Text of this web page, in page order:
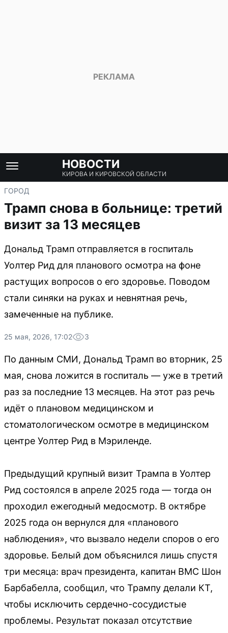
НОВОСТИ
КИРОВА И КИРОВСКОЙ ОБЛАСТИ
ГОРОД
Трамп снова в больнице: третий
визит за 13 месяцев
Дональд Трамп отправляется в госпиталь
Уолтер Рид для планового осмотра на фоне
растущих вопросов о его здоровье. Поводом
стали синяки на руках и невнятная речь,
замеченные на публике.
25 мая, 2026, 17:02 3
По данным СМИ, Дональд Трамп во вторник, 25
мая, снова ложится в госпиталь — уже в третий
раз за последние 13 месяцев. На этот раз речь
идёт о плановом медицинском и
стоматологическом осмотре в медицинском
центре Уолтер Рид в Мэриленде.
Предыдущий крупный визит Трампа в Уолтер
Рид состоялся в апреле 2025 года — тогда он
проходил ежегодный медосмотр. В октябре
2025 года он вернулся для «планового
наблюдения», что вызвало недели споров о его
здоровье. Белый дом объяснился лишь спустя
три месяца: врач президента, капитан ВМС Шон
Барбабелла, сообщил, что Трампу делали КТ,
чтобы исключить сердечно-сосудистые
проблемы. Результат показал отсутствие